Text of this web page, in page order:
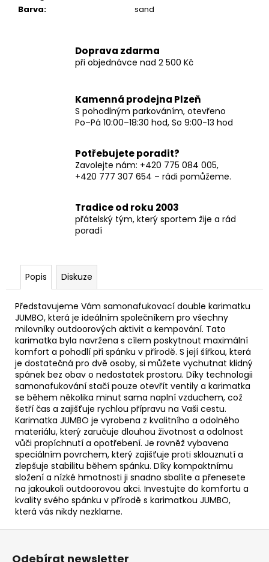
Barva: sand
Doprava zdarma
při objednávce nad 2 500 Kč
Kamenná prodejna Plzeň
S pohodlným parkováním, otevřeno
Po–Pá 10:00–18:30 hod, So 9:00-13 hod
Potřebujete poradit?
Zavolejte nám: +420 775 084 005,
+420 777 307 654 – rádi pomůžeme.
Tradice od roku 2003
přátelský tým, který sportem žije a rád
poradí
Popis Diskuze
Představujeme Vám samonafukovací double karimatku
JUMBO, která je ideálním společníkem pro všechny
milovníky outdoorových aktivit a kempování. Tato
karimatka byla navržena s cílem poskytnout maximální
komfort a pohodlí při spánku v přírodě. S její šířkou, která
je dostatečná pro dvě osoby, si můžete vychutnat klidný
spánek bez obav o nedostatek prostoru. Díky technologii
samonafukování stačí pouze otevřít ventily a karimatka
se během několika minut sama naplní vzduchem, což
šetří čas a zajišťuje rychlou přípravu na Vaši cestu.
Karimatka JUMBO je vyrobena z kvalitního a odolného
materiálu, který zaručuje dlouhou životnost a odolnost
vůči propíchnutí a opotřebení. Je rovněž vybavena
speciálním povrchem, který zajišťuje proti sklouznutí a
zlepšuje stabilitu během spánku. Díky kompaktnímu
složení a nízké hmotnosti ji snadno sbalíte a přenesete
na jakoukoli outdoorovou akci. Investujte do komfortu a
kvality svého spánku v přírodě s karimatkou JUMBO,
která vás nikdy nezklame.
Z
Odebírat newsletter